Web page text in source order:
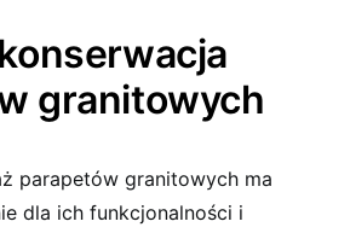
granitowych
parapetów granitowych ma
dla ich funkcjonalności i